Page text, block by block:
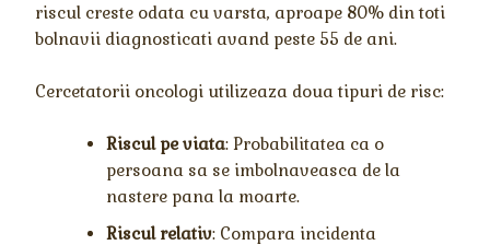
riscul creste odata cu varsta, aproape 80% din toti
bolnavii diagnosticati avand peste 55 de ani.
Cercetatorii oncologi utilizeaza doua tipuri de risc:
Riscul pe viata: Probabilitatea ca o
persoana sa se imbolnaveasca de la
nastere pana la moarte.
Riscul relativ: Compara incidenta